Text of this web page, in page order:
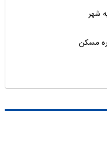
شهر
مسکن